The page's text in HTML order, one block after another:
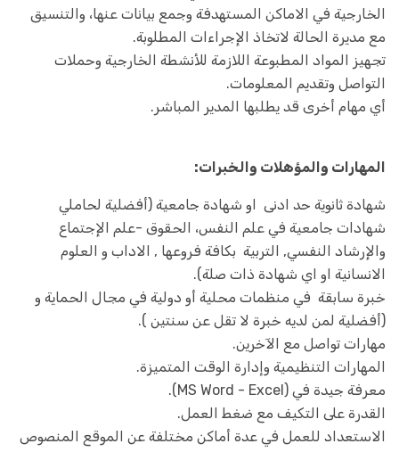
الخارجية في الاماكن المستهدفة وجمع بيانات عنها، والتنسيق
مع مديرة الحالة لاتخاذ الإجراءات المطلوبة.
تجهيز المواد المطبوعة اللازمة للأنشطة الخارجية وحملات
التواصل وتقديم المعلومات.
أي مهام أخرى قد يطلبها المدير المباشر.
المهارات والمؤهلات والخبرات:
شهادة ثانوية حد ادنى او شهادة جامعية (أفضلية لحاملي
شهادات جامعية في علم النفس، الحقوق -علم الإجتماع
والإرشاد النفسي, التربية بكافة فروعها , الاداب و العلوم
الانسانية او اي شهادة ذات صلة).
خبرة سابقة في منظمات محلية أو دولية في مجال الحماية و
(أفضلية لمن لديه خبرة لا تقل عن سنتين ).
مهارات تواصل مع الآخرين.
المهارات التنظيمية وإدارة الوقت المتميزة.
معرفة جيدة في (MS Word - Excel).
القدرة على التكيف مع ضغط العمل.
الاستعداد للعمل في عدة أماكن مختلفة عن الموقع المنصوص